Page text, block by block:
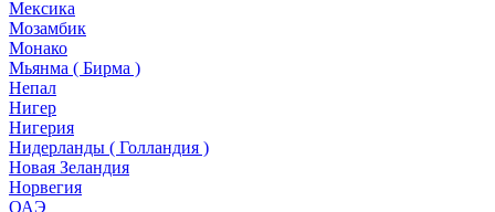
Мексика
Мозамбик
Монако
Мьянма ( Бирма )
Непал
Нигер
Нигерия
Нидерланды ( Голландия )
Новая Зеландия
Норвегия
ОАЭ